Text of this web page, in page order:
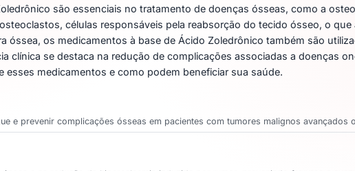
são essenciais no tratamento de doenças ósseas, como a
células responsáveis pela reabsorção do tecido ósseo, o que
óssea, os medicamentos à base de Ácido Zoledrônico também são
clínica se destaca na redução de complicações associadas a doenças
esses medicamentos e como podem beneficiar sua saúde.
e prevenir complicações ósseas em pacientes com tumores malignos avançados